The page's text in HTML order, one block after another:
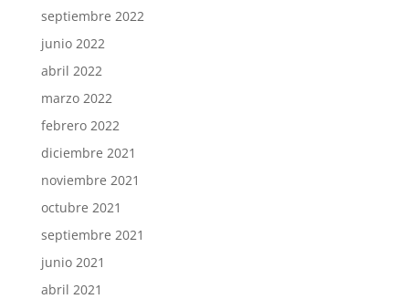
septiembre 2022
junio 2022
abril 2022
marzo 2022
febrero 2022
diciembre 2021
noviembre 2021
octubre 2021
septiembre 2021
junio 2021
abril 2021